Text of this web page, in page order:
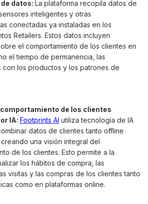
datos: La plataforma recopila datos de
inteligentes y otras
conectadas ya instaladas en los
Retailers. Estos datos incluyen
el comportamiento de los clientes en
el tiempo de permanencia, las
con los productos y los patrones de
de los clientes
IA: Footprints AI utiliza tecnología de IA
datos de clientes tanto offline
una visión integral del
de los clientes. Esto permite a la
los hábitos de compra, las
visitas y las compras de los clientes tanto
como en plataformas online.